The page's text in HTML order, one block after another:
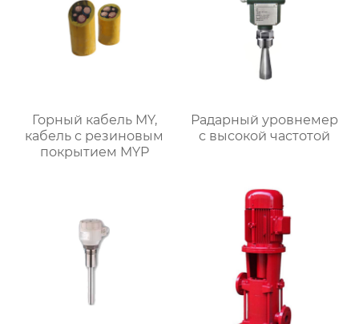
Горный кабель MY,
кабель с резиновым
покрытием MYP
Радарный уровнемер
с высокой частотой